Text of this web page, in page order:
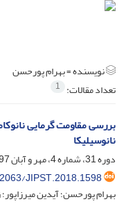
نویسنده =بهرام پورحسن
تعداد مقالات: 1
بررسی مقاومت گرمایی
نانوسیلیکا
دوره 31، شماره 4، مهر و آبان 1397، صفحه
JIPST.2018.1598
بهرام پورحسن؛ آیدین